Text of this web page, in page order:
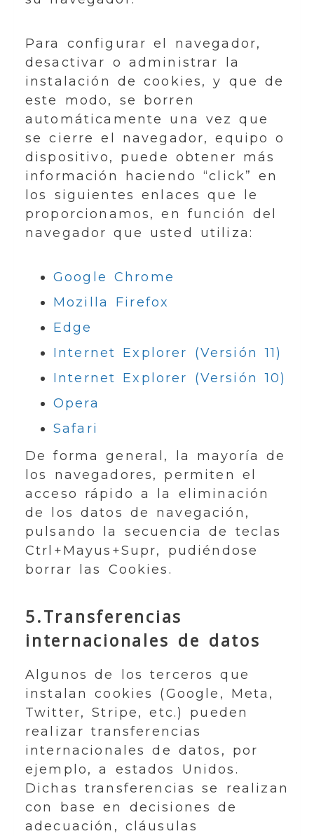
Para configurar el navegador,
desactivar o administrar la
instalación de cookies, y que de
este modo, se borren
automáticamente una vez que
se cierre el navegador, equipo o
dispositivo, puede obtener más
información haciendo “click” en
los siguientes enlaces que le
proporcionamos, en función del
navegador que usted utiliza:
Google Chrome
Mozilla Firefox
Edge
Internet Explorer (Versión 11)
Internet Explorer (Versión 10)
Opera
Safari
De forma general, la mayoría de
los navegadores, permiten el
acceso rápido a la eliminación
de los datos de navegación,
pulsando la secuencia de teclas
Ctrl+Mayus+Supr, pudiéndose
borrar las Cookies.
5.Transferencias
internacionales de datos
Algunos de los terceros que
instalan cookies (Google, Meta,
Twitter, Stripe, etc.) pueden
realizar transferencias
internacionales de datos, por
ejemplo, a estados Unidos.
Dichas transferencias se realizan
con base en decisiones de
adecuación, cláusulas